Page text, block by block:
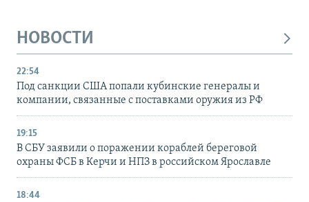
НОВОСТИ
22:54
Под санкции США попали кубинские генералы и
компании, связанные с поставками оружия из РФ
19:15
В СБУ заявили о поражении кораблей береговой
охраны ФСБ в Керчи и НПЗ в российском Ярославле
18:44